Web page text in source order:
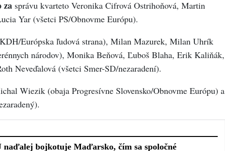
zasprávu kvarteto Veronika Cifrová Ostrihoňová, Martin
Yar (všetci PS/Obnovme Európu).
Európska ľudová strana), Milan Mazurek, Milan Uhrík
národov), Monika Beňová, Ľuboš Blaha, Erik Kaliňák,
Neveďalová (všetci Smer-SD/nezaradení).
Wiezik (obaja Progresívne Slovensko/Obnovme Európu) a